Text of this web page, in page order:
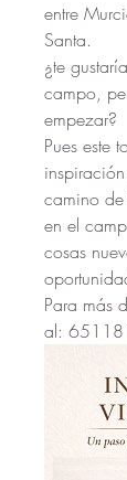
entre
Santa.
¿te
campo,
empezar?
Pues este
camino
en el
cosas
Para más
al: